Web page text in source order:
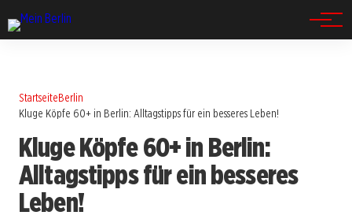
StartseiteBerlin
Kluge Köpfe 60+ in Berlin: Alltagstipps für ein besseres Leben!
Kluge Köpfe 60+ in Berlin:
Alltagstipps für ein besseres
Leben!